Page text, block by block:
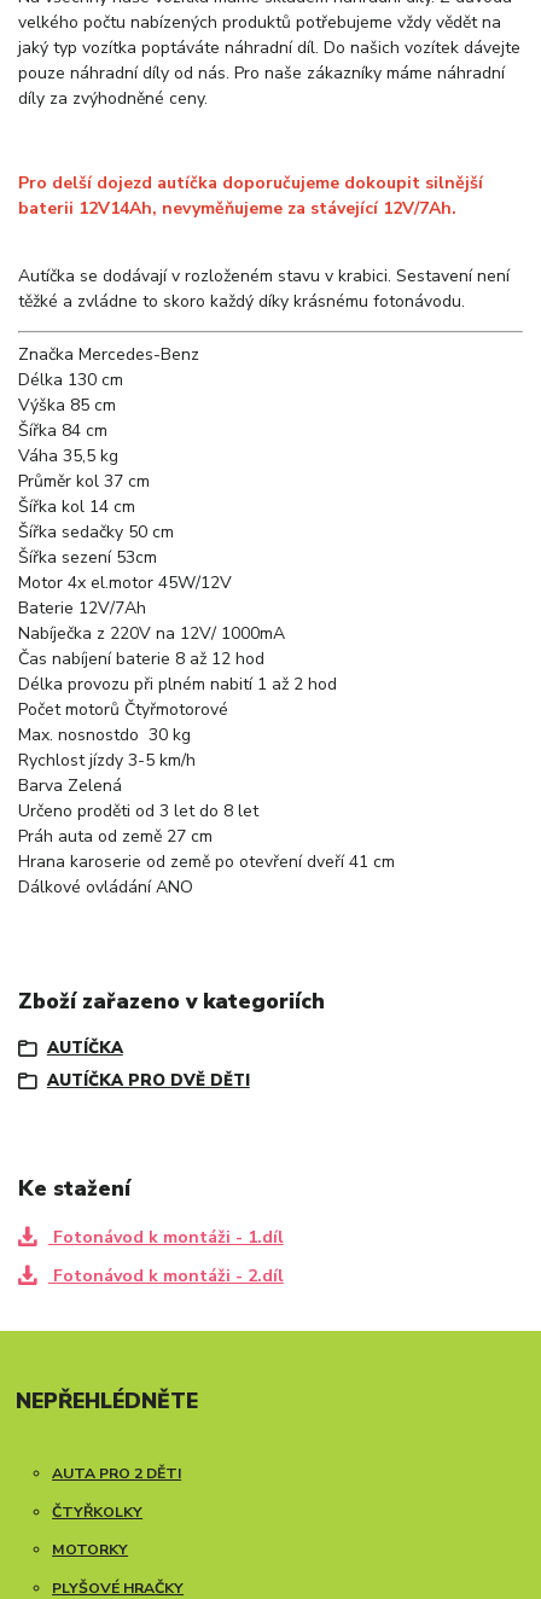
velkého počtu nabízených produktů potřebujeme vždy vědět na
jaký typ vozítka poptáváte náhradní díl. Do našich vozítek dávejte
pouze náhradní díly od nás. Pro naše zákazníky máme náhradní
díly za zvýhodněné ceny.
Pro delší dojezd autíčka doporučujeme dokoupit silnější
baterii 12V14Ah, nevyměňujeme za stávející 12V/7Ah.
Autíčka se dodávají v rozloženém stavu v krabici. Sestavení není
těžké a zvládne to skoro každý díky krásnému fotonávodu.
Značka Mercedes-Benz
Délka 130 cm
Výška 85 cm
Šířka 84 cm
Váha 35,5 kg
Průměr kol 37 cm
Šířka kol 14 cm
Šířka sedačky 50 cm
Šířka sezení 53cm
Motor 4x el.motor 45W/12V
Baterie 12V/7Ah
Nabíječka z 220V na 12V/ 1000mA
Čas nabíjení baterie 8 až 12 hod
Délka provozu při plném nabití 1 až 2 hod
Počet motorů Čtyřmotorové
Max. nosnostdo 30 kg
Rychlost jízdy 3-5 km/h
Barva Zelená
Určeno proděti od 3 let do 8 let
Práh auta od země 27 cm
Hrana karoserie od země po otevření dveří41 cm
Dálkové ovládáníANO
Zboží zařazeno v kategoriích
AUTÍČKA
AUTÍČKA PRO DVĚ DĚTI
Ke stažení
Fotonávod k montáži - 1.díl
Fotonávod k montáži - 2.díl
NEPŘEHLÉDNĚTE
AUTA PRO 2 DĚTI
ČTYŘKOLKY
MOTORKY
PLYŠOVÉ HRAČKY